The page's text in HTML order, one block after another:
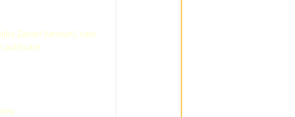
Zainel (versuri), cate
publicare.